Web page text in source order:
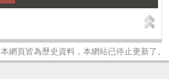
本網頁皆為歷史資料，本網站已停止更新了。